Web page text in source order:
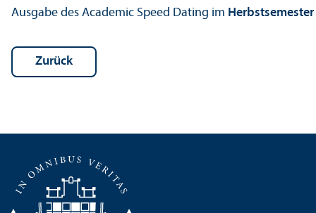
Ausgabe des Academic Speed Dating im
Zurück